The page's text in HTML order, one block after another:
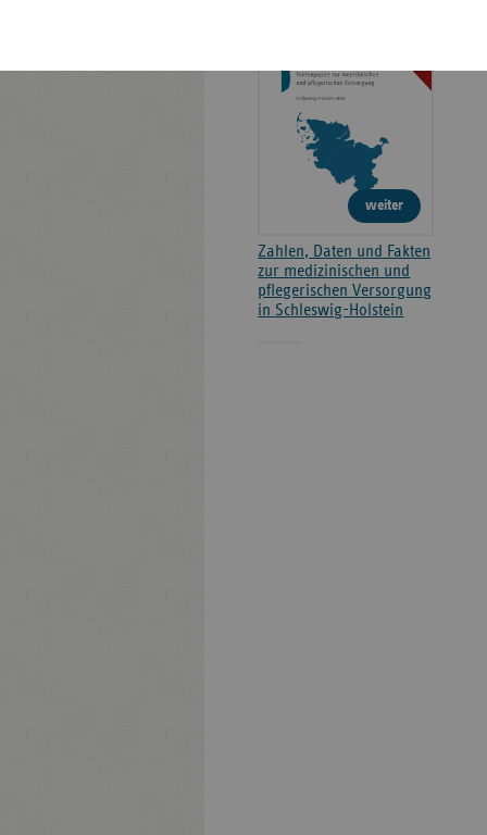
weiter
Zahlen, Daten und Fakten
zur medizinischen und
pflegerischen Versorgung
in Schleswig-Holstein